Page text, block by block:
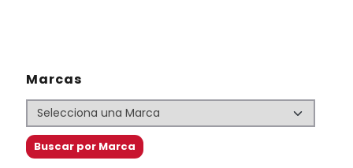
Marcas